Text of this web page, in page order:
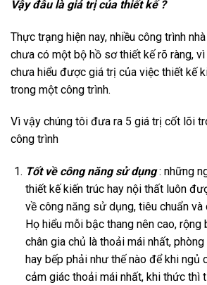
Vậy đâu là giá trị của thiết kế ?
Thực trạng hiện nay, nhiều công trình
chưa có một bộ hồ sơ thiết kế rõ ràng,
chưa hiểu được giá trị của việc thiết kế
trong một công trình.
Vì vậy chúng tôi đưa ra 5 giá trị cốt lõi
công trình
Tốt về công năng sử dụng: những
thiết kế kiến trúc hay nội thất luôn
về công năng sử dụng, tiêu chuẩn và
Họ hiểu mỗi bậc thang nên cao,
chân gia chủ là thoải mái nhất, phòng
hay bếp phải như thế nào để khi ngủ
cảm giác thoải mái nhất, khi thức thì